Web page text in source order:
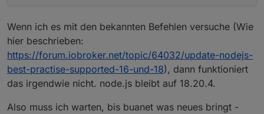
Wenn ich es mit den bekannten Befehlen versuche (Wie
hier beschrieben:
https://forum.iobroker.net/topic/64032/update-nodejs-
best-practise-supported-16-und-18), dann funktioniert
das irgendwie nicht. node.js bleibt auf 18.20.4.
Also muss ich warten, bis buanet was neues bringt -